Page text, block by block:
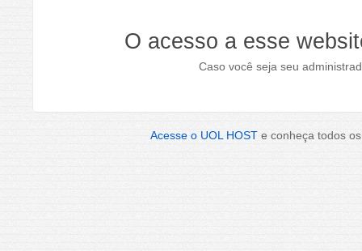
O acesso a esse
Caso você seja seu
Acesse o UOL HOST e conheça todos